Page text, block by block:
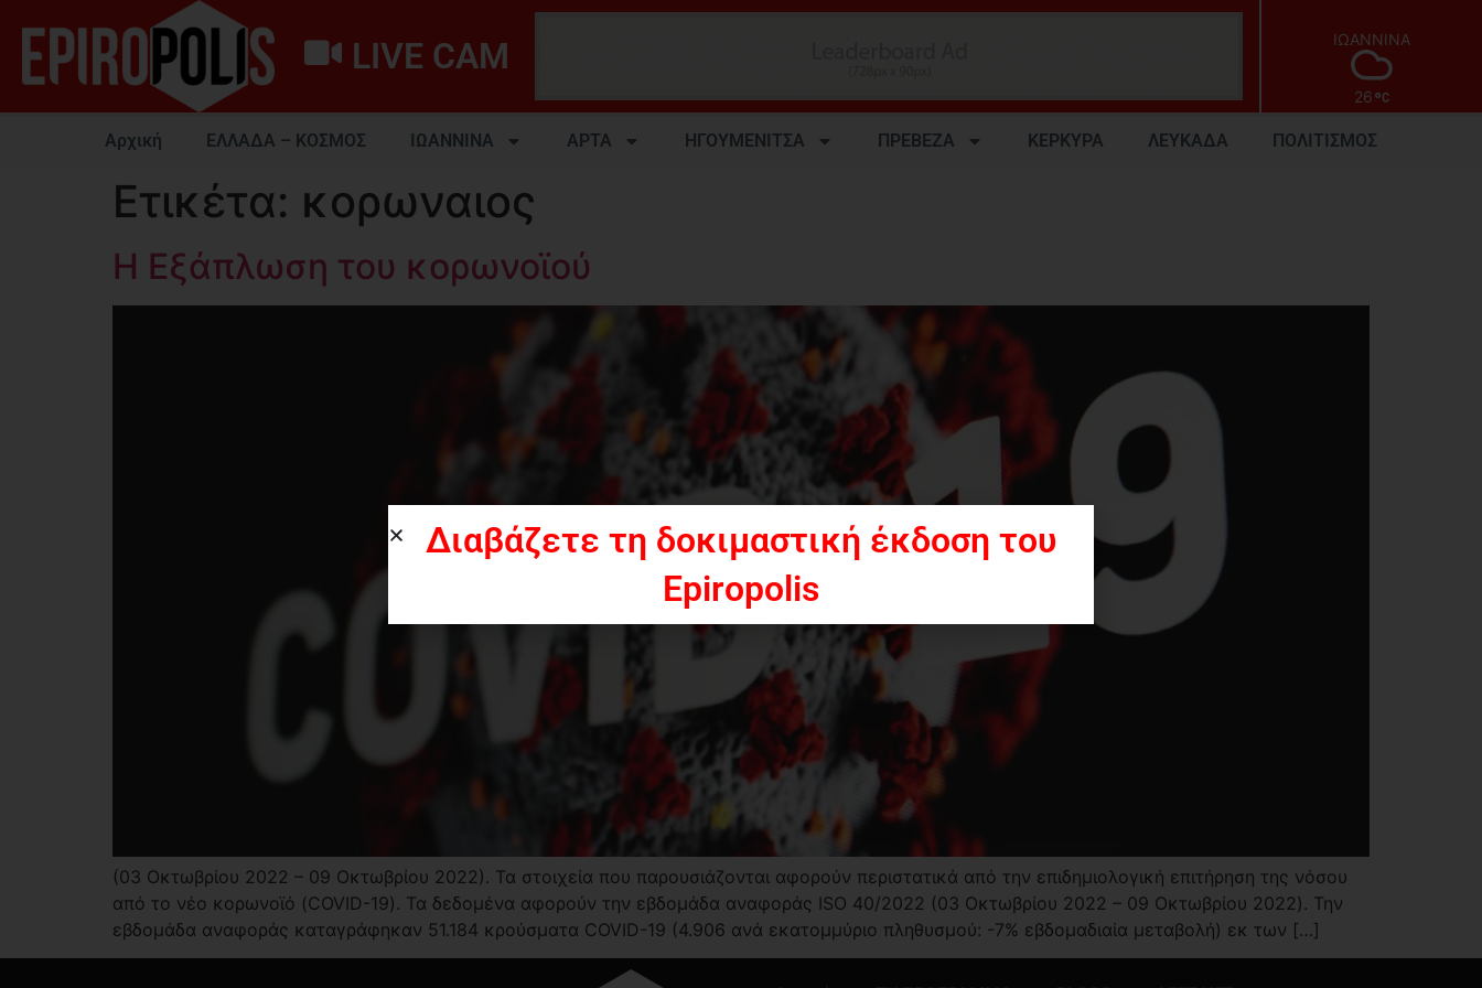
LIVE CAM ΙΩΑΝΝΙΝΑ
26
Αρχική ΕΛΛΑΔΑ – ΚΟΣΜΟΣ ΙΩΑΝΝΙΝΑ ΑΡΤΑ ΗΓΟΥΜΕΝΙΤΣΑ ΠΡΕΒΕΖΑ ΚΕΡΚΥΡΑ ΛΕΥΚΑΔΑ ΠΟΛΙΤΙΣΜΟΣ
Ετικέτα: κορωναιος
Η Εξάπλωση του κορωνοϊού
(03 Οκτωβρίου 2022 – 09 Οκτωβρίου 2022). Τα στοιχεία που παρουσιάζονται αφορούν περιστατικά από την επιδημιολογική επιτήρηση της νόσου
από το νέο κορωνοϊό (COVID-19). Τα δεδομένα αφορούν την εβδομάδα αναφοράς ISO 40/2022 (03 Οκτωβρίου 2022 – 09 Οκτωβρίου 2022). Την
εβδομάδα αναφοράς καταγράφηκαν 51.184 κρούσματα COVID-19 (4.906 ανά εκατoμμύριο πληθυσμού: -7% εβδομαδιαία μεταβολή) εκ των […]
Διαβάζετε τη δοκιμαστική έκδοση του
Epiropolis